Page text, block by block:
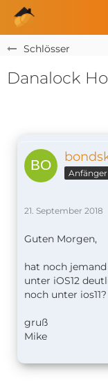
Schlösser
Danalock
Anfänger
21. September 2018
Guten Morgen,
hat noch
unter iOS12
noch unter ios11?
gruß
Mike